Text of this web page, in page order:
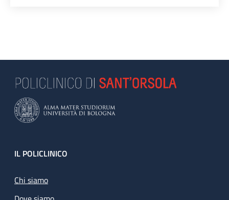
Footer
IL POLICLINICO
Chi siamo